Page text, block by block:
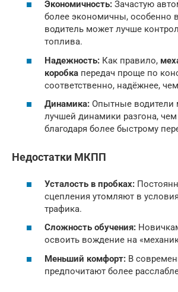
Экономичность: Зачастую
более экономичны, особенно в
водитель может лучше
топлива.
Надежность: Как правило,
коробка передач проще по
соответственно, надёжнее,
Динамика: Опытные водители
лучшей динамики разгона, чем
благодаря более быстрому
Недостатки МКПП
Усталость в пробках:
сцепления утомляют в
трафика.
Сложность обучения:
освоить вождение на
Меньший комфорт: В
предпочитают более